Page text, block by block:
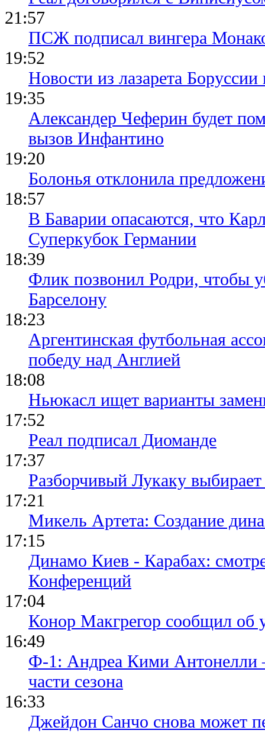
21:57
ПСЖ подписал вингера
19:52
Новости из лазарета
19:35
Александер Чеферин будет
вызов Инфантино
19:20
Болонья отклонила
18:57
В Баварии опасаются, что
Суперкубок Германии
18:39
Флик позвонил Родри, чтобы
Барселону
18:23
Аргентинская футбольная
победу над Англией
18:08
Ньюкасл ищет варианты
17:52
Реал подписал Диоманде
17:37
Разборчивый Лукаку
17:21
Микель Артета: Создание
17:15
Динамо Киев - Карабах:
Конференций
17:04
Конор Макгрегор сообщил об
16:49
Ф-1: Андреа Кими Антонелли
части сезона
16:33
Джейдон Санчо снова может